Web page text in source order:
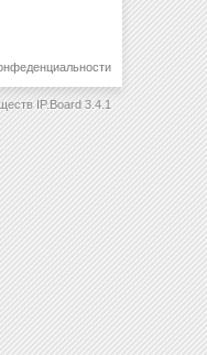
IP.Board 3.4.1